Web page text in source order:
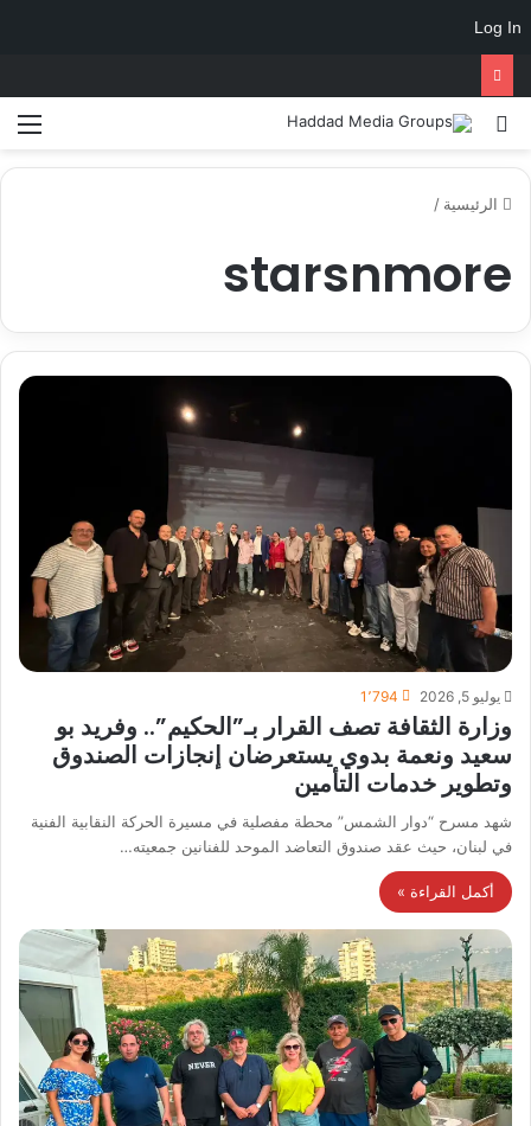
Log In
الرئيسية /
starsnmore
يوليو 5, 2026 1٬794
وزارة الثقافة تصف القرار بـ”الحكيم”.. وفريد بو
سعيد ونعمة بدوي يستعرضان إنجازات الصندوق
وتطوير خدمات التأمين
شهد مسرح “دوار الشمس” محطة مفصلية في مسيرة الحركة النقابية الفنية
في لبنان، حيث عقد صندوق التعاضد الموحد للفنانين جمعيته…
أكمل القراءة »